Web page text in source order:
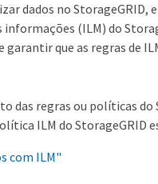
dados no StorageGRID,
(ILM) do
garantir que as regras de
das regras ou políticas do
ILM do StorageGRID
com ILM"